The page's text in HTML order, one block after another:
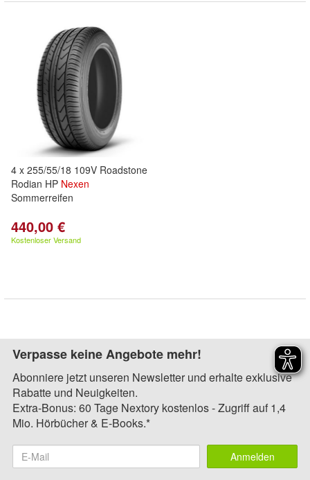
4 x 255/55/18 109V Roadstone
Rodian HP Nexen
Sommerreifen
440,00 €
Kostenloser Versand
Verpasse keine Angebote mehr!
Abonniere jetzt unseren Newsletter und erhalte exklusive
Rabatte und Neuigkeiten.
Extra-Bonus: 60 Tage Nextory kostenlos - Zugriff auf 1,4
Mio. Hörbücher & E-Books.*
Anmelden